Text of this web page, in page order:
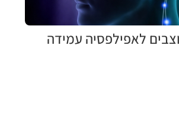
לאפילפסיה עמידה